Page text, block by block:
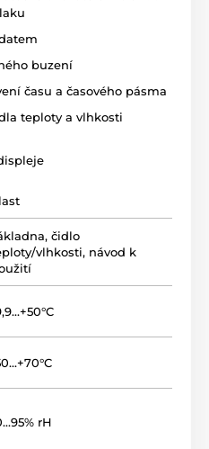
buzení
času a časového pásma
teploty a vlhkosti
čidlo
vlhkosti, návod k
rH